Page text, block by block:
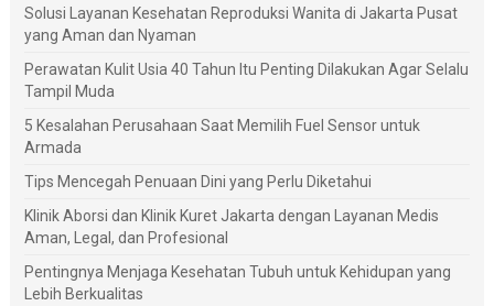
Solusi Layanan Kesehatan Reproduksi Wanita di Jakarta Pusat
yang Aman dan Nyaman
Perawatan Kulit Usia 40 Tahun Itu Penting Dilakukan Agar Selalu
Tampil Muda
5 Kesalahan Perusahaan Saat Memilih Fuel Sensor untuk
Armada
Tips Mencegah Penuaan Dini yang Perlu Diketahui
Klinik Aborsi dan Klinik Kuret Jakarta dengan Layanan Medis
Aman, Legal, dan Profesional
Pentingnya Menjaga Kesehatan Tubuh untuk Kehidupan yang
Lebih Berkualitas